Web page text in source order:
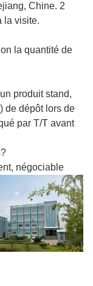
Chine. 2
la visite.
la quantité de
produit stand,
de dépôt lors de
par T/T avant
négociable